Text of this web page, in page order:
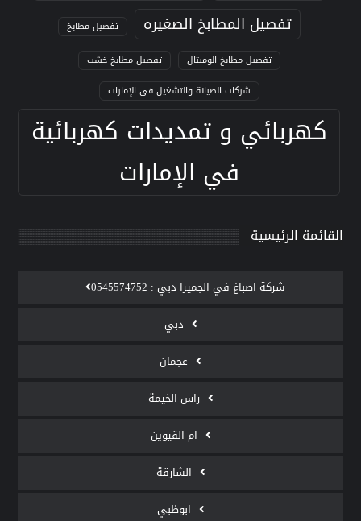
تفصيل المطابخ الصغيره
تفصيل مطابخ
تفصيل مطابخ الوميتال
تفصيل مطابخ خشب
شركات الصيانة والتشغيل في الإمارات
كهربائي و تمديدات كهربائية
في الإمارات
القائمة الرئيسية
‫شركة اصباغ في الجميرا دبي : 0545574752
دبي
عجمان
راس الخيمة
ام القيوين
الشارقة
ابوظبي